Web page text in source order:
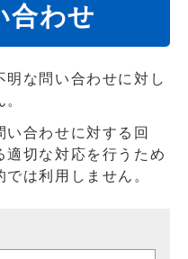
合わせ
明な問い合わせに対し
合わせに対する回
適切な対応を行うため
は利用しません。